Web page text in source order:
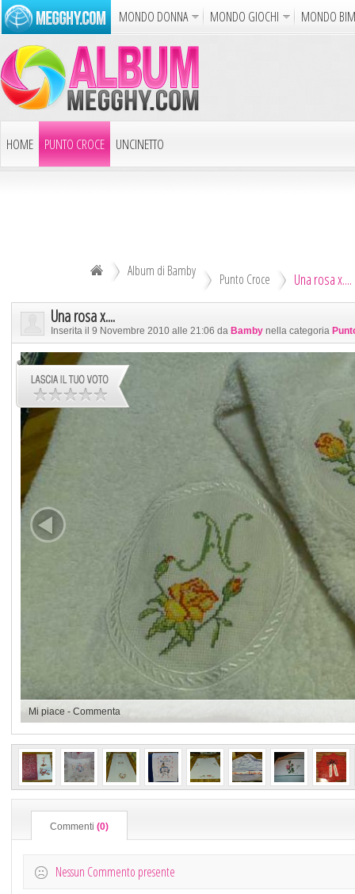
MONDO DONNA MONDO GIOCHI MONDO
Album Punto Croce Cucina
Azione Puzzle
Gif
HOME PUNTO CROCE UNCINETTO
Album di Bamby Punto Croce Una rosa x....
Una rosa x....
Inserita il 9 Novembre 2010 alle 21:06 da Bamby nella categoria
Mi piace - Commenta
Commenti (0)
Nessun Commento presente